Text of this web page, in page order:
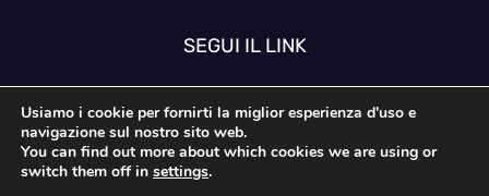
SEGUI IL LINK
© Copyright 2021 -2026 | Tuscia in Fiore ETS | All Rights
Usiamo i cookie per fornirti la miglior esperienza d'uso e
navigazione sul nostro sito web.
You can find out more about which cookies we are using or
switch them off in settings.